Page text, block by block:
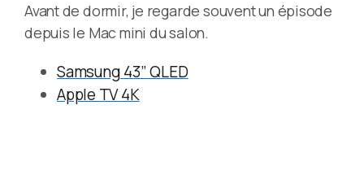
Avant de dormir, je regarde souvent un épisode
depuis le Mac mini du salon.
Samsung 43” QLED
Apple TV 4K